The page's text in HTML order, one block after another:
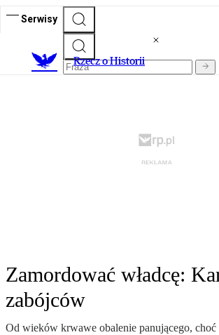
Serwisy
Rzecz o Historii
Zamordować władcę:
zabójców
Od wieków krwawe obalenie panującego, choć